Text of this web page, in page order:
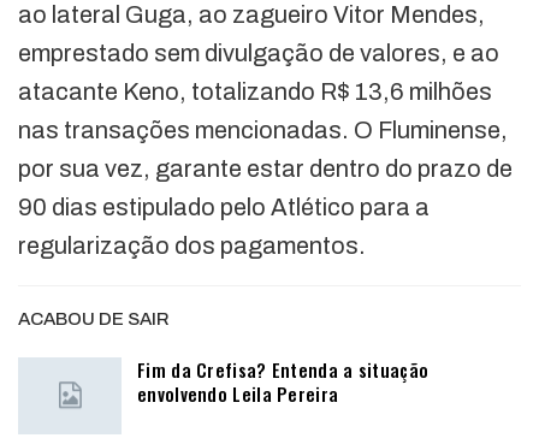
ao lateral Guga, ao zagueiro Vitor Mendes,
emprestado sem divulgação de valores, e ao
atacante Keno, totalizando R$ 13,6 milhões
nas transações mencionadas. O Fluminense,
por sua vez, garante estar dentro do prazo de
90 dias estipulado pelo Atlético para a
regularização dos pagamentos.
ACABOU DE SAIR
Fim da Crefisa? Entenda a situação
envolvendo Leila Pereira